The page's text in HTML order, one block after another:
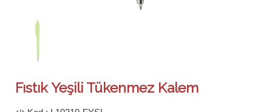
Fıstık Yeşili Tükenmez Kalem